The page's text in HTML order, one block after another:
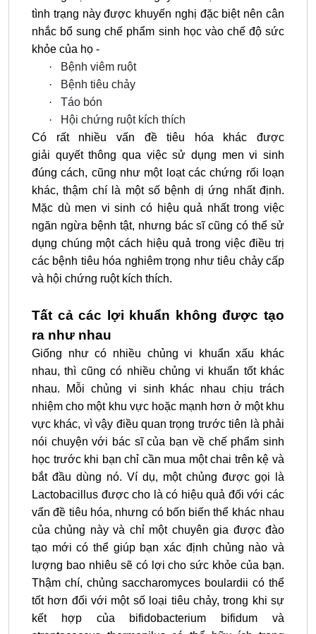
tình trạng này được khuyến nghị đặc biệt nên cân
nhắc bổ sung chế phẩm sinh học vào chế độ sức
khỏe của họ -
·
Bệnh viêm ruột
·
Bệnh tiêu chảy
·
Táo bón
·
Hội chứng ruột kích thích
Có rất nhiều vấn đề tiêu hóa khác được
giải quyếtthông qua việc sử dụng men vi sinh
đúng cách, cũng như một loạt các chứng rối loạn
khác, thậm chí là một số bệnh dị ứng nhất định.
Mặc dù men vi sinh có hiệu quả nhất trong việc
ngăn ngừa bệnh tật, nhưng bác sĩ cũng có thể sử
dụng chúng một cách hiệu quả trong việc điều trị
các bệnh tiêu hóa nghiêm trọng như tiêu chảy cấp
và hội chứng ruột kích thích.
Tất cả các lợi khuẩn không được tạo
ra như nhau
Giống như có nhiều chủng vi khuẩn xấu khác
nhau, thì cũng có nhiều chủng vi khuẩn tốt khác
nhau. Mỗi chủng vi sinh khác nhau chịu trách
nhiệm cho một khu vực hoặc mạnh hơn ở một khu
vực khác, vì vậy điều quan trọng trước tiên là phải
nói chuyện với bác sĩ của bạn về chế phẩm sinh
học trước khi bạn chỉ cần mua một chai trên kệ và
bắt đầu dùng nó. Ví dụ, một chủng được gọi là
Lactobacillus được cho là có hiệu quả đối với các
vấn đề tiêu hóa, nhưng có bốn biến thể khác nhau
của chủng này và chỉ một chuyên gia được đào
tạo mới có thể giúp bạn xác định chủng nào và
lượng bao nhiêu sẽ có lợi cho sức khỏe của bạn.
Thậm chí, chủng saccharomyces boulardii có thể
tốt hơn đối với một số loại tiêu chảy, trong khi sự
kết hợp của bifidobacterium bifidum và